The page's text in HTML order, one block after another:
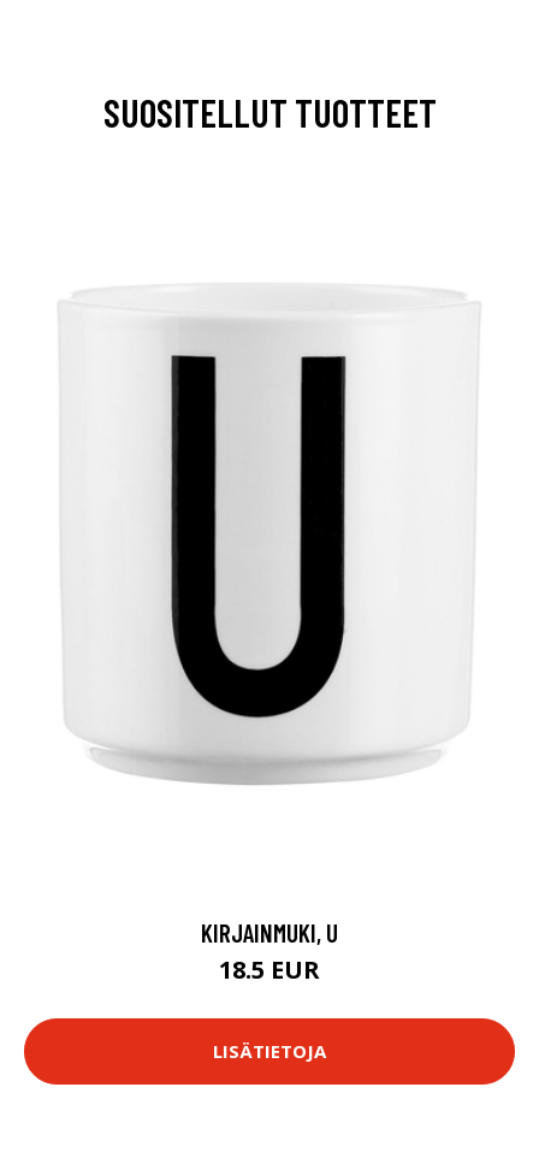
SUOSITELLUT TUOTTEET
KIRJAINMUKI, U
18.5 EUR
LISÄTIETOJA